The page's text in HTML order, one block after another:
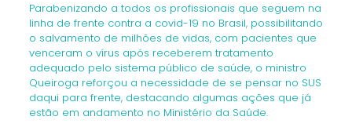
Parabenizando a todos os profissionais que seguem na
linha de frente contra a covid-19 no Brasil, possibilitando
o salvamento de milhões de vidas, com pacientes que
venceram o vírus após receberem tratamento
adequado pelo sistema público de saúde, o ministro
Queiroga reforçou a necessidade de se pensar no SUS
daqui para frente, destacando algumas ações que já
estão em andamento no Ministério da Saúde.